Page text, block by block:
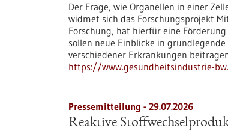
Der Frage, wie Organellen in einer
widmet sich das Forschungsprojekt
Forschung, hat hierfür eine
sollen neue Einblicke in
verschiedener Erkrankungen
https://www.gesundheitsindustrie-
Pressemitteilung - 29.07.2026
Reaktive